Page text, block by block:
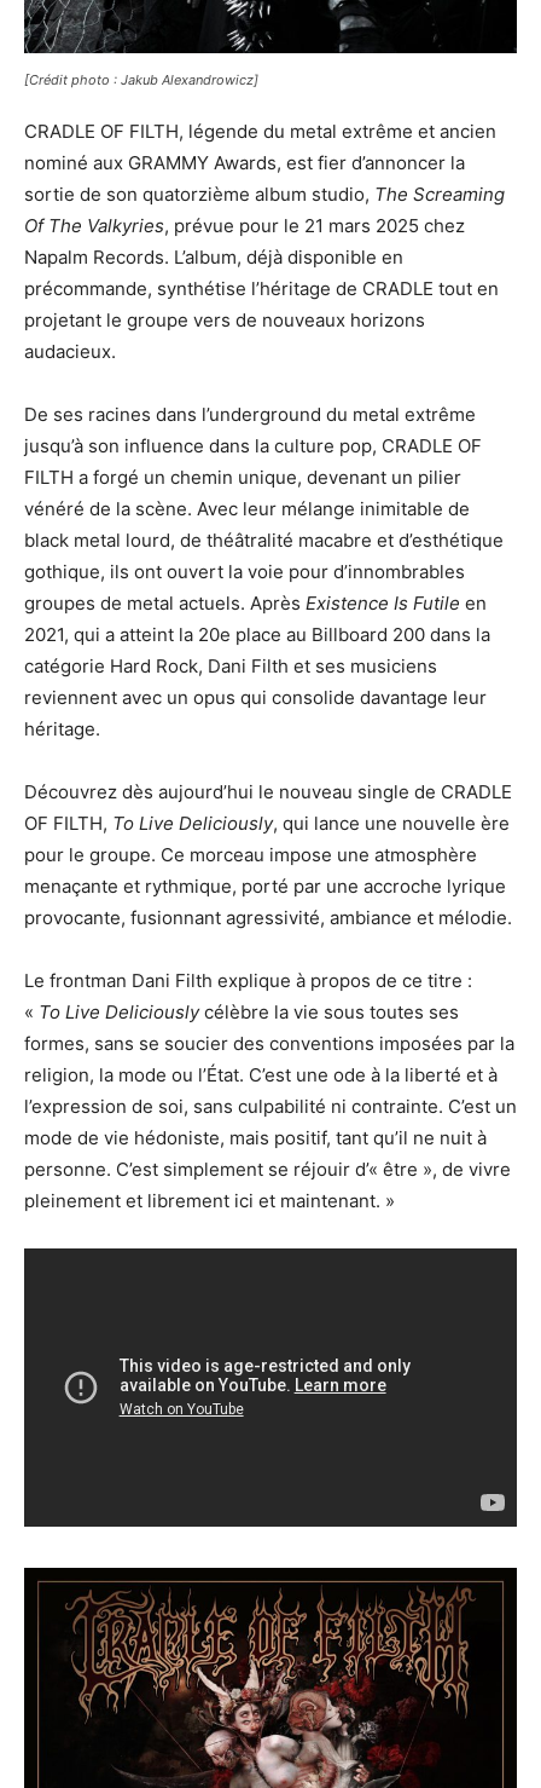
[Crédit photo : Jakub Alexandrowicz]
CRADLE OF FILTH, légende du metal extrême et ancien
nominé aux GRAMMY Awards, est fier d’annoncer la
sortie de son quatorzième album studio, The Screaming
Of The Valkyries, prévue pour le 21 mars 2025 chez
Napalm Records. L’album, déjà disponible en
précommande, synthétise l’héritage de CRADLE tout en
projetant le groupe vers de nouveaux horizons
audacieux.
De ses racines dans l’underground du metal extrême
jusqu’à son influence dans la culture pop, CRADLE OF
FILTH a forgé un chemin unique, devenant un pilier
vénéré de la scène. Avec leur mélange inimitable de
black metal lourd, de théâtralité macabre et d’esthétique
gothique, ils ont ouvert la voie pour d’innombrables
groupes de metal actuels. Après Existence Is Futile en
2021, qui a atteint la 20e place au Billboard 200 dans la
catégorie Hard Rock, Dani Filth et ses musiciens
reviennent avec un opus qui consolide davantage leur
héritage.
Découvrez dès aujourd’hui le nouveau single de CRADLE
OF FILTH, To Live Deliciously, qui lance une nouvelle ère
pour le groupe. Ce morceau impose une atmosphère
menaçante et rythmique, porté par une accroche lyrique
provocante, fusionnant agressivité, ambiance et mélodie.
Le frontman Dani Filth explique à propos de ce titre :
« To Live Deliciouslycélèbre la vie sous toutes ses
formes, sans se soucier des conventions imposées par la
religion, la mode ou l’État. C’est une ode à la liberté et à
l’expression de soi, sans culpabilité ni contrainte. C’est un
mode de vie hédoniste, mais positif, tant qu’il ne nuit à
personne. C’est simplement se réjouir d’« être », de vivre
pleinement et librement ici et maintenant. »